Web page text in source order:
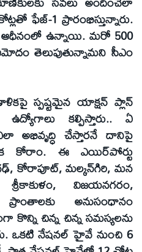
ఫేజ్‌-1 ప్రారంభిస్తున్నారు.
ఆధీనంలో ఉన్నాయి. మరో 500
తెలుపుతున్నామని సీఎం
స్పష్టమైన యాక్షన్‌ ప్లాన్‌
కల్పిస్తారు.. ఏ
అభివృద్ధి చేస్తారనే దానిపై
కోరాం. ఈ ఎయిర్‌పోర్టు
కోరాపూట్‌, మల్కన్‌గిరి, మన
విజయనగరం,
అనుసంధానం
కొన్ని చిన్న చిన్న సమస్యలను
ఒకటి నేషనల్‌ హైవే నుంచి 6